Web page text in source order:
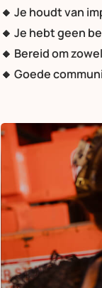
🔸 Je houdt van
🔸 Je hebt geen
🔸 Bereid om
🔸 Goede